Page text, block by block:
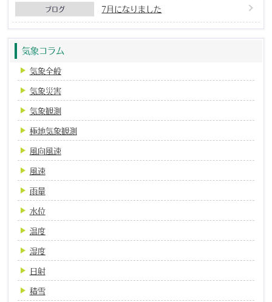
ブログ 7月になりました
気象コラム
気象全般
気象災害
気象観測
極地気象観測
風向風速
風速
雨量
水位
温度
湿度
日射
積雪